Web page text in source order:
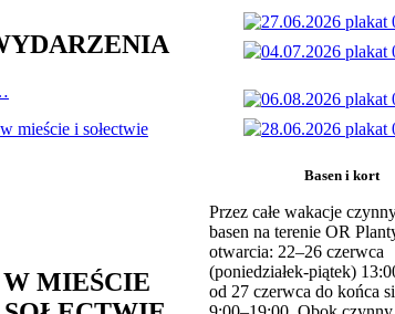
W MIEŚCIE
Basen i kort
Przez całe wakacje
basen na terenie OR
otwarcia: 22–26 czerwca
(poniedziałek-piątek)
od 27 czerwca do końca